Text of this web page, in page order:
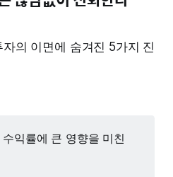
의 이면에 숨겨진 5가지 진
익률에 큰 영향을 미친